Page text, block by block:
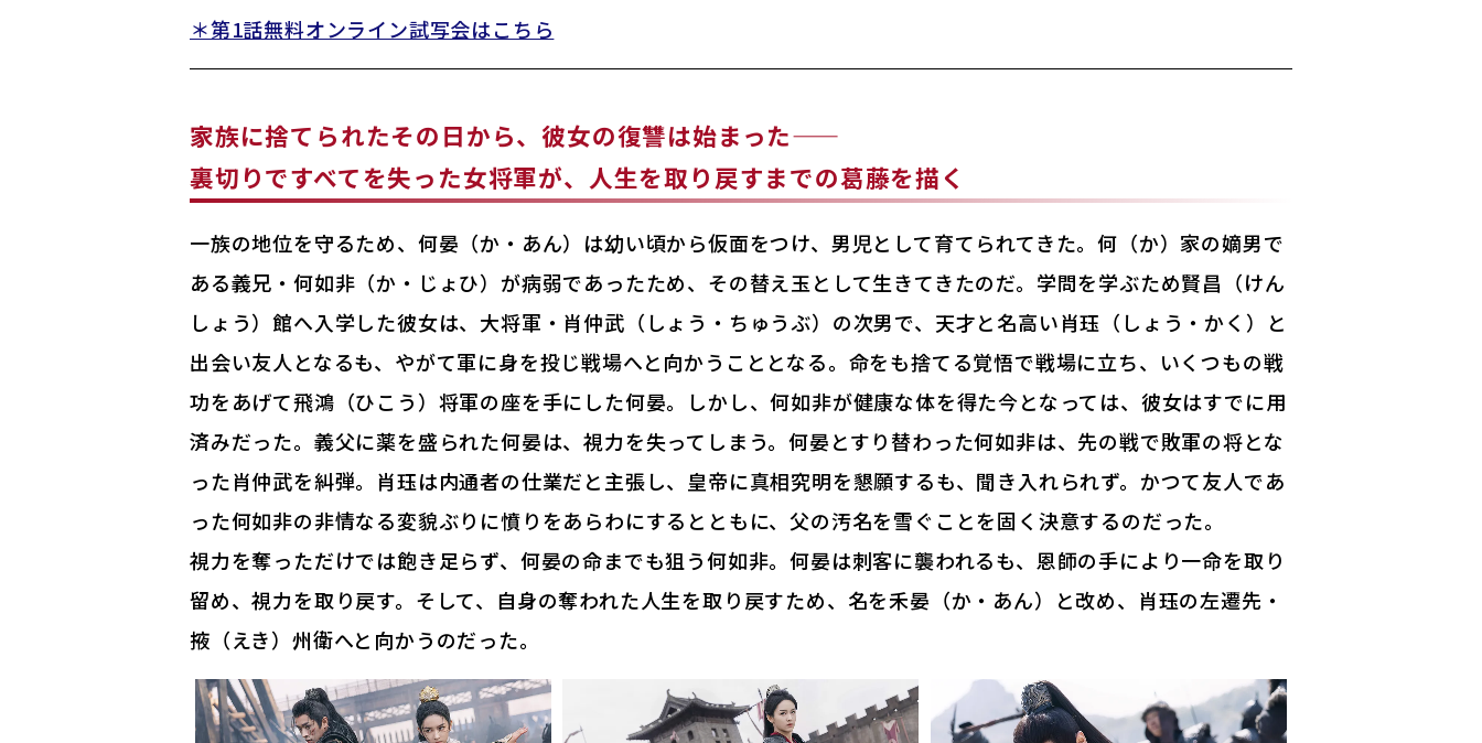
＊第1話無料オンライン試写会はこちら
家族に捨てられたその日から、彼女の復讐は始まった——
裏切りですべてを失った女将軍が、人生を取り戻すまでの葛藤を描く
一族の地位を守るため、何晏（か・あん）は幼い頃から仮面をつけ、男児として育てられてきた。何（か）家の嫡男で
ある義兄・何如非（か・じょひ）が病弱であったため、その替え玉として生きてきたのだ。学問を学ぶため賢昌（けん
しょう）館へ入学した彼女は、大将軍・肖仲武（しょう・ちゅうぶ）の次男で、天才と名高い肖珏（しょう・かく）と
出会い友人となるも、やがて軍に身を投じ戦場へと向かうこととなる。命をも捨てる覚悟で戦場に立ち、いくつもの戦
功をあげて飛鴻（ひこう）将軍の座を手にした何晏。しかし、何如非が健康な体を得た今となっては、彼女はすでに用
済みだった。義父に薬を盛られた何晏は、視力を失ってしまう。何晏とすり替わった何如非は、先の戦で敗軍の将とな
った肖仲武を糾弾。肖珏は内通者の仕業だと主張し、皇帝に真相究明を懇願するも、聞き入れられず。かつて友人であ
った何如非の非情なる変貌ぶりに憤りをあらわにするとともに、父の汚名を雪ぐことを固く決意するのだった。
視力を奪っただけでは飽き足らず、何晏の命までも狙う何如非。何晏は刺客に襲われるも、恩師の手により一命を取り
留め、視力を取り戻す。そして、自身の奪われた人生を取り戻すため、名を禾晏（か・あん）と改め、肖珏の左遷先・
掖（えき）州衛へと向かうのだった。